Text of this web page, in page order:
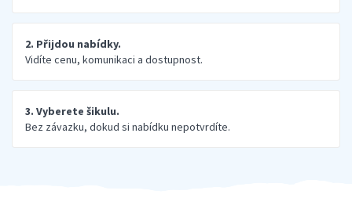
2. Přijdou nabídky.
Vidíte cenu, komunikaci a dostupnost.
3. Vyberete šikulu.
Bez závazku, dokud si nabídku nepotvrdíte.